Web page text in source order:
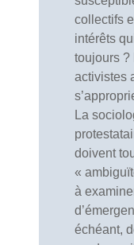
collectifs
intérêts
toujours ?
activistes
La
doivent
«
à
échéant,